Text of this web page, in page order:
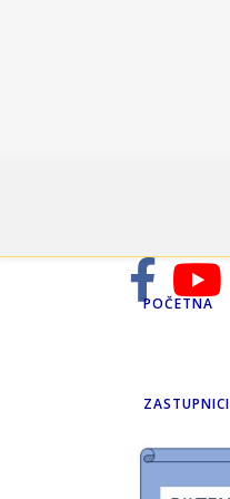
POČETNA
ZASTUPNICI